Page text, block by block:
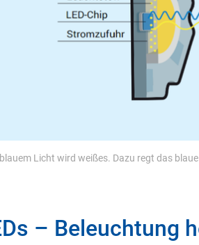
Licht wird weißes. Dazu regt das
– Beleuchtung